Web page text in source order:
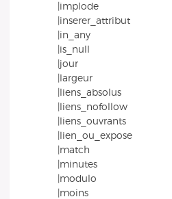
|implode
|inserer_attribut
|in_any
|is_null
|jour
|largeur
|liens_absolus
|liens_nofollow
|liens_ouvrants
|lien_ou_expose
|match
|minutes
|modulo
|moins